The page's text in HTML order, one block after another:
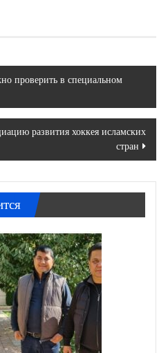
проверить в специальном
развития хоккея исламских
стран